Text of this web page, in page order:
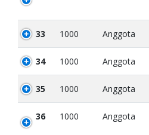
33 1000 Anggota
34 1000 Anggota
35 1000 Anggota
36 1000 Anggota